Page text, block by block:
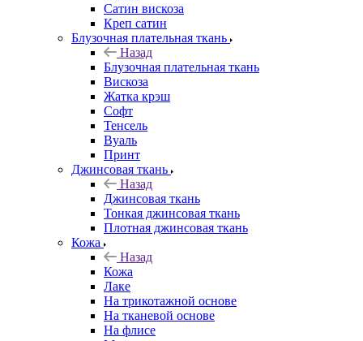
Сатин вискоза
Креп сатин
Блузочная плательная ткань
Назад
Блузочная плательная ткань
Вискоза
Жатка крэш
Софт
Тенсель
Вуаль
Принт
Джинсовая ткань
Назад
Джинсовая ткань
Тонкая джинсовая ткань
Плотная джинсовая ткань
Кожа
Назад
Кожа
Лаке
На трикотажной основе
На тканевой основе
На флисе